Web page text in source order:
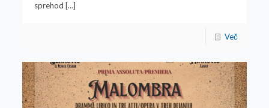
sprehod […]
Več